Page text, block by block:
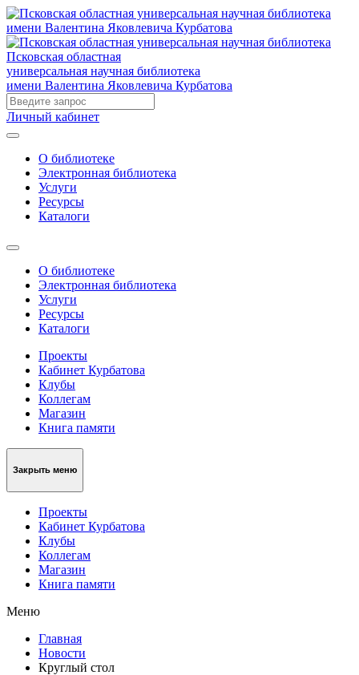
Псковская областная
универсальная научная библиотека
имени Валентина Яковлевича Курбатова
Личный кабинет
О библиотеке
Электронная библиотека
Услуги
Ресурсы
Каталоги
О библиотеке
Электронная библиотека
Услуги
Ресурсы
Каталоги
Проекты
Кабинет Курбатова
Клубы
Коллегам
Магазин
Книга памяти
Закрыть меню
Проекты
Кабинет Курбатова
Клубы
Коллегам
Магазин
Книга памяти
Меню
Главная
Новости
Круглый стол